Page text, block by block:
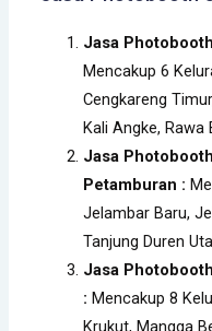
Jasa
Mencakup 6
Cengkareng
Kali Angke, Rawa
Jasa
Petamburan :
Jelambar Baru,
Tanjung Duren
Jasa
: Mencakup 8
Krukut, Mangga